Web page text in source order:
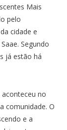
Mais
pelo
cidade e
Segundo
já estão há
no
comunidade. O
e a